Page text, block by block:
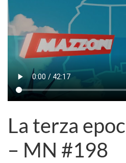
La terza
– MN #198